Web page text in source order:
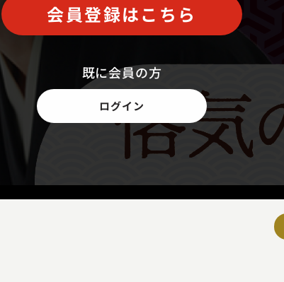
会員登録はこちら
既に会員の方
ログイン